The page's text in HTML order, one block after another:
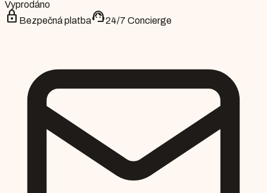
Vyprodáno
lock Bezpečná platbasupport_agent24/7 Concierge